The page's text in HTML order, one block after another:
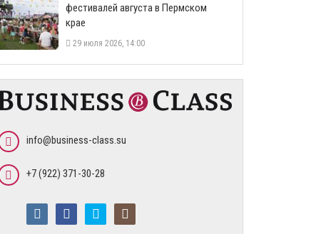
фестивалей августа в Пермском
крае
29 июля 2026, 14:00
info@business-class.su
+7 (922) 371-30-28